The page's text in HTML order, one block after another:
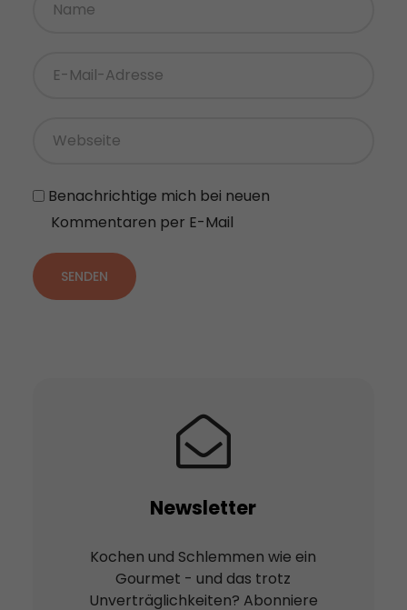
Benachrichtige mich bei neuen
Kommentaren per E-Mail
SENDEN
Newsletter
Kochen und Schlemmen wie ein
Gourmet - und das trotz
Unverträglichkeiten? Abonniere